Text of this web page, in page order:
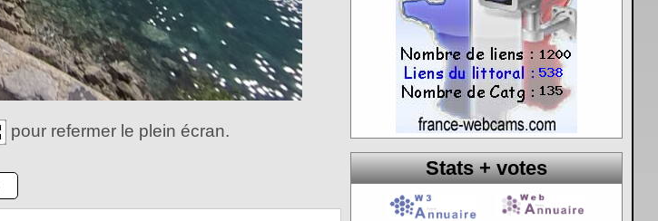
pour refermer le plein écran.
Stats + votes